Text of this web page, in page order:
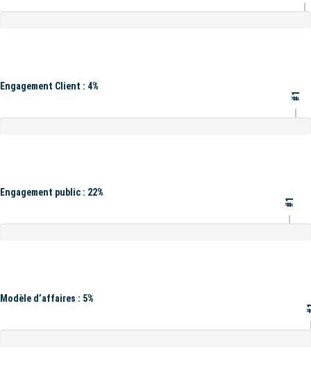
Engagement Client : 4%
#1
Engagement public : 22%
#1
Modèle d’affaires : 5%